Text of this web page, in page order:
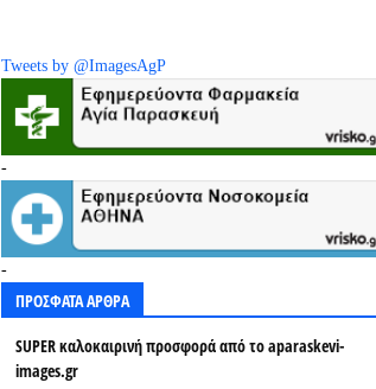
Tweets by @ImagesAgP
-
-
ΠΡΟΣΦΑΤΑ ΑΡΘΡΑ
SUPER καλοκαιρινή προσφορά από το aparaskevi-
images.gr